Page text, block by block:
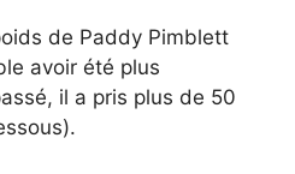
de Paddy Pimblett
avoir été plus
il a pris plus de 50